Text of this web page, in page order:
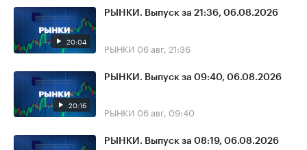
20:04
РЫНКИ. Выпуск за 21:36, 06.08.2026
РЫНКИ 06 авг, 21:36
20:16
РЫНКИ. Выпуск за 09:40, 06.08.2026
РЫНКИ 06 авг, 09:40
РЫНКИ. Выпуск за 08:19, 06.08.2026